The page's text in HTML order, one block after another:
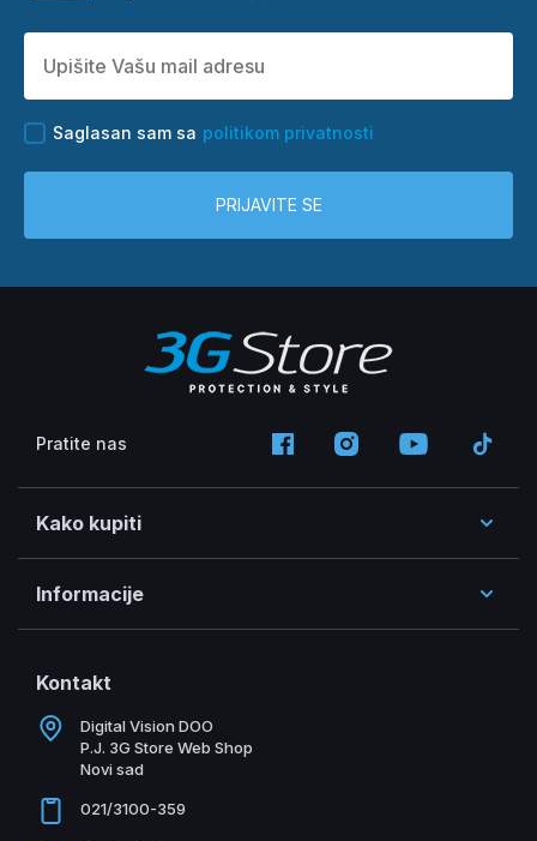
Saglasan sam sa politikom privatnosti
PRIJAVITE SE
Pratite nas
Kako kupiti
Informacije
Kontakt
Digital Vision DOO
P.J. 3G Store Web Shop
Novi sad
021/3100-359